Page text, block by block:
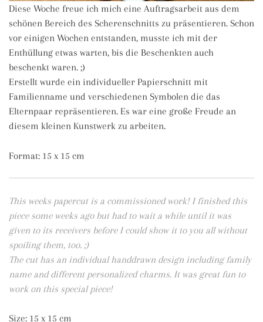
Diese Woche freue ich mich eine Auftragsarbeit aus dem
schönen Bereich des Scherenschnitts zu präsentieren. Schon
vor einigen Wochen entstanden, musste ich mit der
Enthüllung etwas warten, bis die Beschenkten auch
beschenkt waren. ;)
Erstellt wurde ein individueller Papierschnitt mit
Familienname und verschiedenen Symbolen die das
Elternpaar repräsentieren. Es war eine große Freude an
diesem kleinen Kunstwerk zu arbeiten.
Format: 15 x 15 cm
This weeks papercut is a commissioned work! I finished this
piece some weeks ago but had to wait a while until it was
given to its receivers before I could show it to you all without
spoiling them, too. ;)
The cut has an individual handdrawn design including family
name and different personalized charms. It was great fun to
work on this special piece!
Size: 15 x 15 cm